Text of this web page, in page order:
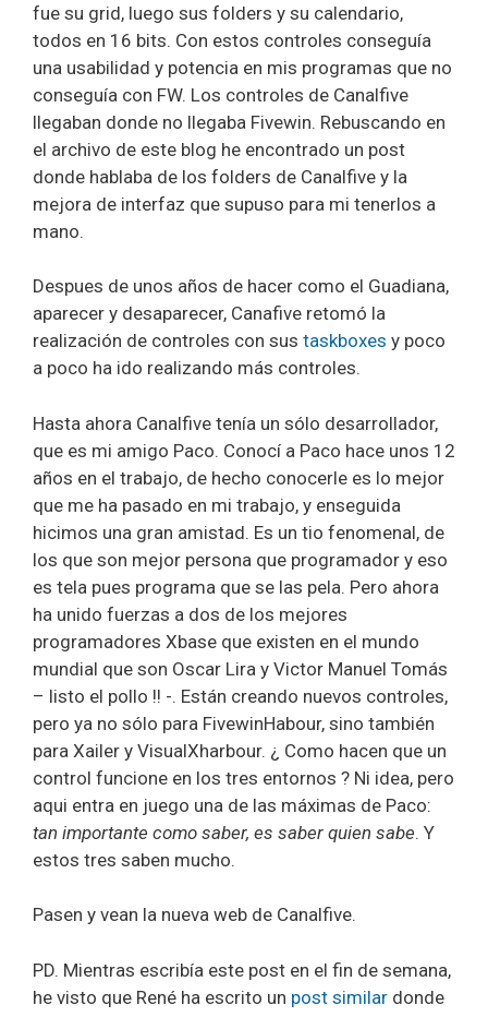
fue su grid, luego sus folders y su calendario,
todos en 16 bits. Con estos controles conseguía
una usabilidad y potencia en mis programas que no
conseguía con FW. Los controles de Canalfive
llegaban donde no llegaba Fivewin. Rebuscando en
el archivo de este blog he encontrado un post
donde hablaba de los folders de Canalfive y la
mejora de interfaz que supuso para mi tenerlos a
mano.
Despues de unos años de hacer como el Guadiana,
aparecer y desaparecer, Canafive retomó la
realización de controles con sus taskboxes y poco
a poco ha ido realizando más controles.
Hasta ahora Canalfive tenía un sólo desarrollador,
que es mi amigo Paco. Conocí a Paco hace unos 12
años en el trabajo, de hecho conocerle es lo mejor
que me ha pasado en mi trabajo, y enseguida
hicimos una gran amistad. Es un tio fenomenal, de
los que son mejor persona que programador y eso
es tela pues programa que se las pela. Pero ahora
ha unido fuerzas a dos de los mejores
programadores Xbase que existen en el mundo
mundial que son Oscar Lira y Victor Manuel Tomás
– listo el pollo !! -. Están creando nuevos controles,
pero ya no sólo para FivewinHabour, sino también
para Xailer y VisualXharbour. ¿ Como hacen que un
control funcione en los tres entornos ? Ni idea, pero
aqui entra en juego una de las máximas de Paco:
tan importante como saber, es saber quien sabe. Y
estos tres saben mucho.
Pasen y vean la nueva web de Canalfive.
PD. Mientras escribía este post en el fin de semana,
he visto que René ha escrito un post similar donde